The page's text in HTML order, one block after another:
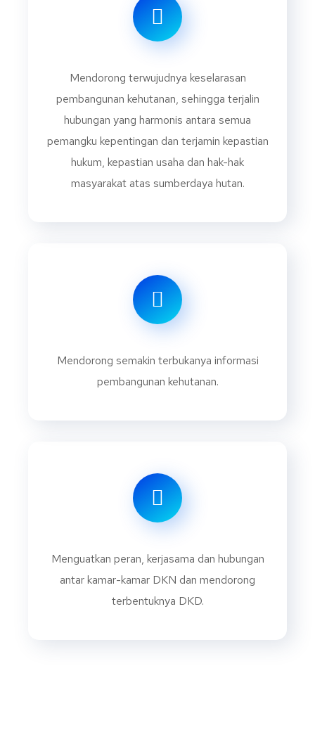
Mendorong terwujudnya keselarasan
pembangunan kehutanan, sehingga terjalin
hubungan yang harmonis antara semua
pemangku kepentingan dan terjamin kepastian
hukum, kepastian usaha dan hak-hak
masyarakat atas sumberdaya hutan.
Mendorong semakin terbukanya informasi
pembangunan kehutanan.
Menguatkan peran, kerjasama dan hubungan
antar kamar-kamar DKN dan mendorong
terbentuknya DKD.